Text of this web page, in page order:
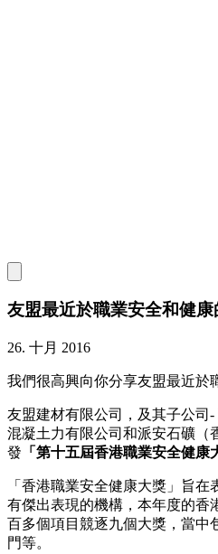
友盟最近於職業安全和健康
26. 十月 2016
我們很高興向你分享友盟最近於
友盟建材有限公司，及其子公司-
混凝土力有限公司和派安石礦（
發 「第十五屆香港職業安全健康
「香港職業安全健康大獎」旨
有傑出表現的機構，本年度的香
百多個項目競逐九個大獎，當中
門等。